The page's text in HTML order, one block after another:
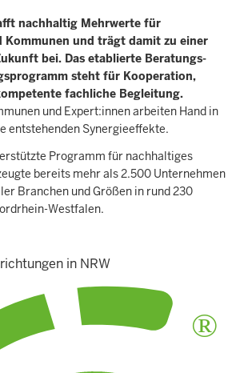
nachhaltig Mehrwerte für
Kommunen und trägt damit zu einer
bei. Das etablierte Beratungs-
steht für Kooperation,
fachliche Begleitung.
und Expert:innen arbeiten Hand in
entstehenden Synergieeffekte.
Programm für nachhaltiges
bereits mehr als 2.500 Unternehmen
Branchen und Größen in rund 230
Westfalen.
in NRW